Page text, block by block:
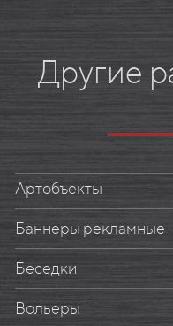
Другие
Артобъекты
Баннеры рекламные
Беседки
Вольеры